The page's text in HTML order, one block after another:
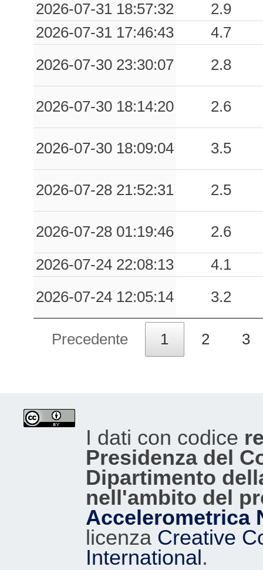
2026-07-31 18:57:32
2.9
2026-07-31 17:46:43
4.7
2026-07-30 23:30:07
2.8
2026-07-30 18:14:20 2.6
2026-07-30 18:09:04 3.5
2026-07-28 21:52:31 2.5
2026-07-28 01:19:46
2.6
2026-07-24 22:08:13
4.1
2026-07-24 12:05:14
3.2
Precedente 1 2 3
I dati con codice
Presidenza del
Dipartimento
nell'ambito del
Accelerometrica
licenza Creative
International.